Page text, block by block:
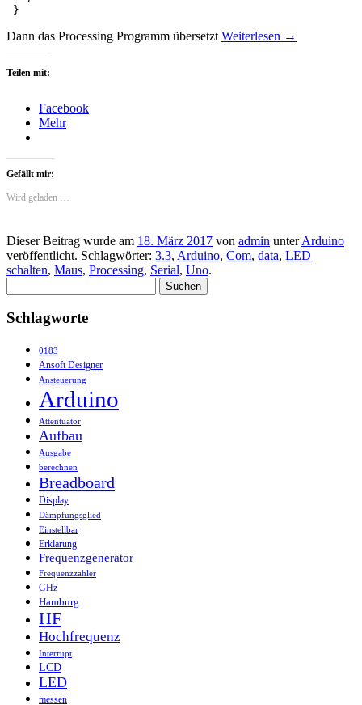
}
Dann das Processing Programm übersetzt Weiterlesen →
Teilen mit:
Facebook
Mehr
Gefällt mir:
Wird geladen …
Dieser Beitrag wurde am 18. März 2017 von admin unterArduino
veröffentlicht. Schlagwörter: 3.3, Arduino, Com, data, LED
schalten, Maus, Processing, Serial, Uno.
nach:
Schlagworte
0183
Ansoft Designer
Ansteuerung
Arduino
Attentuator
Aufbau
Ausgabe
berechnen
Breadboard
Display
Dämpfungsglied
Einstellbar
Erklärung
Frequenzgenerator
Frequenzzähler
GHz
Hamburg
HF
Hochfrequenz
Interrupt
LCD
LED
messen